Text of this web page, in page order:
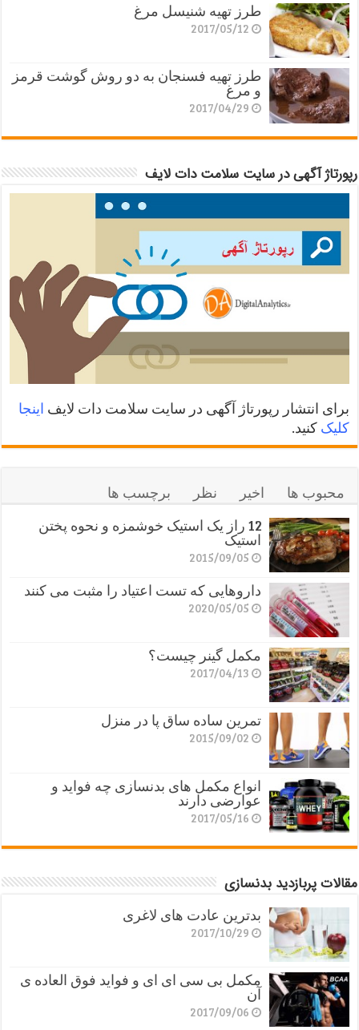
طرز تهیه شنیسل مرغ
2017/05/12
طرز تهیه فسنجان به دو روش گوشت قرمز
و مرغ
2017/04/29
رپورتاژ آگهی در سایت سلامت دات لایف
برای انتشار رپورتاژ آگهی در سایت سلامت دات لایف اینجا
کلیک کنید.
محبوب ها اخیر نظر
برچسب ها
12 راز یک استیک خوشمزه و نحوه پختن
استیک
2015/09/05
داروهایی که تست اعتیاد را مثبت می کنند
2020/05/05
مکمل گینر چیست؟
2017/04/13
تمرین ساده ساق پا در منزل
2015/09/02
انواع مکمل های بدنسازی چه فواید و
عوارضی دارند
2017/05/16
مقالات پربازدید بدنسازی
بدترین عادت های لاغری
2017/10/29
مکمل بی سی ای ای و فواید فوق العاده ی
آن
2017/09/06